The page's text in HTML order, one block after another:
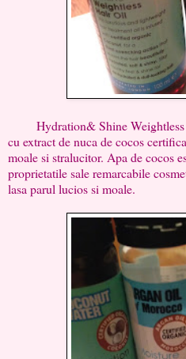
Hydration& Shine Weightless
cu extract de nuca de cocos
moale si stralucitor. Apa de cocos
proprietatile sale remarcabile
lasa parul lucios si moale.